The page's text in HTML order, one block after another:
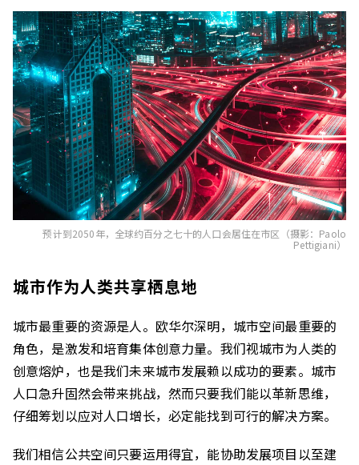
预计到2050年，全球约百分之七十的人口会居住在市区（摄影：Paolo
Pettigiani）
城市作为人类共享栖息地
城市最重要的资源是人。欧华尔深明，城市空间最重要的
角色，是激发和培育集体创意力量。我们视城市为人类的
创意熔炉，也是我们未来城市发展赖以成功的要素。城市
人口急升固然会带来挑战，然而只要我们能以革新思维，
仔细筹划以应对人口增长，必定能找到可行的解决方案。
我们相信公共空间只要运用得宜，能协助发展项目以至建